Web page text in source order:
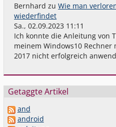
Bernhard zuWie man
wiederfindet
Sa., 02.09.2023 11:11
Ich konnte die Anleitung von
meinem Windows10 Rechner
2017 nicht erfolgreich
Getaggte Artikel
and
android